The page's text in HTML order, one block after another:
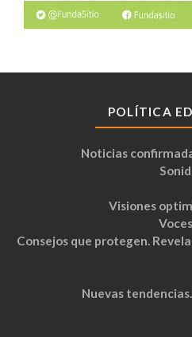
POLÍTICA
Noticias
Visiones
Consejos que protegen.
Nuevas